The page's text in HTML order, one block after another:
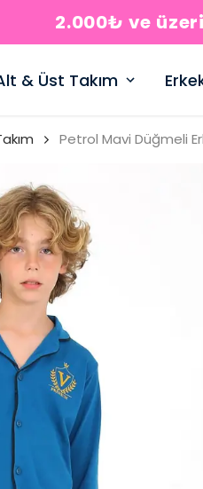
2.000₺ ve
& Üst Takım
Petrol Mavi Düğmeli